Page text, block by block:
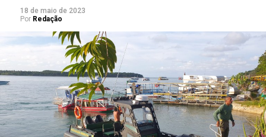
18 de maio de 2023
Por Redação